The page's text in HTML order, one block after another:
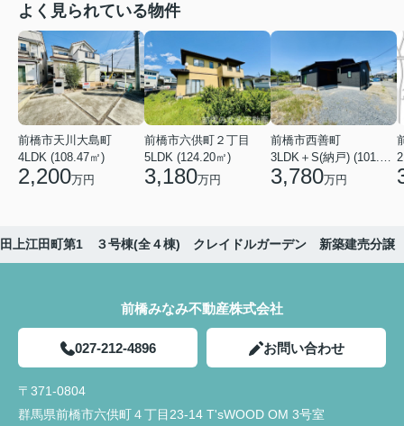
よく見られている物件
前橋市天川大島町
4LDK (108.47㎡)
2,200万円
前橋市六供町２丁目
5LDK (124.20㎡)
3,180万円
前橋市西善町
3,780万円
田上江田町第1 ３号棟(全４棟) クレイドルガーデン 新築建売分譲
前橋みなみ不動産株式会社
027-212-4896 お問い合わせ
〒371-0804
群馬県前橋市六供町４丁目23‐14 T'sWOOD OM 3号室